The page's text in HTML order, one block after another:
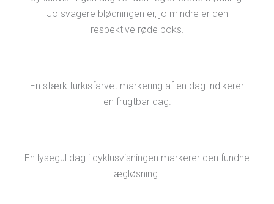
Jo svagere blødningen er, jo mindre er den
respektive røde boks.
En stærk turkisfarvet markering af en dag indikerer
en frugtbar dag.
En lysegul dag i cyklusvisningen markerer den fundne
ægløsning.